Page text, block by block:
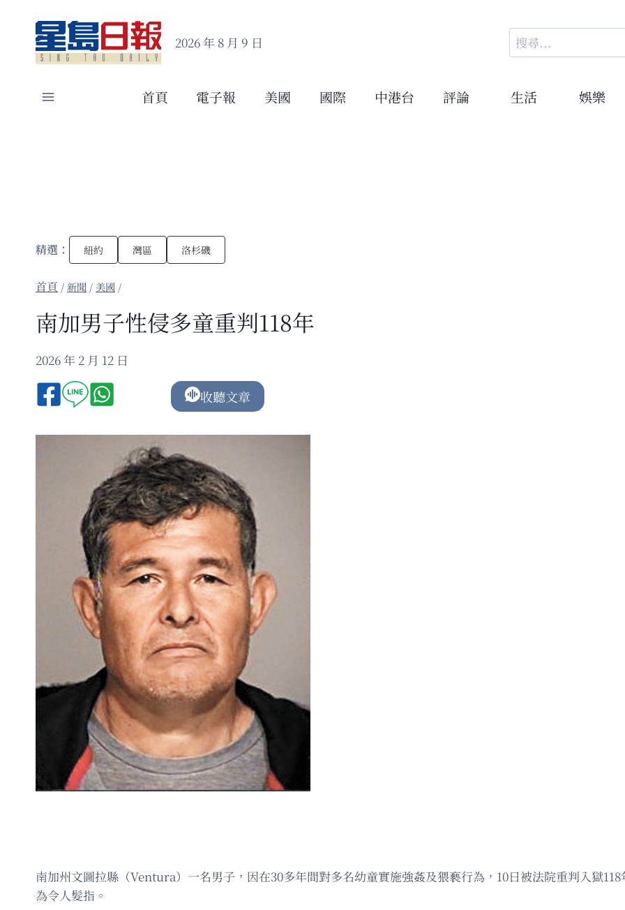
content
2026 年 8 月 9 日
搜
尋
鍵
首頁 電子報 美國 國際 中港台 評論 生活 娛樂
精選： 紐約 灣區 洛杉磯
/新聞 / 美國 /
南加男子性侵多童重判118年
2026 年 2 月 12 日
收聽文章
南加州文圖拉縣（Ventura）一名男子，因在30多年間對多名幼童實施強姦及猥褻行為，10日被法院重判入獄
為令人髮指。